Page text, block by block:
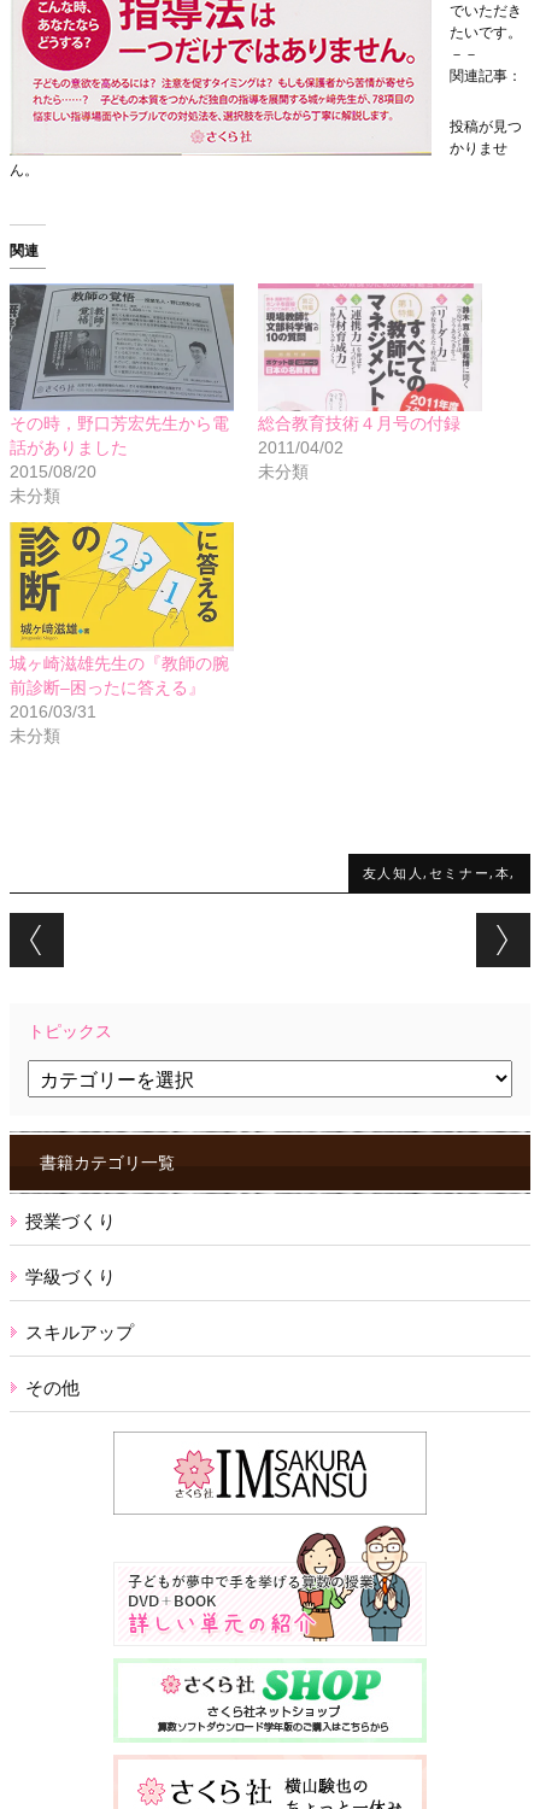
でいただき
たいです。
－－
関連記事：
投稿が見つ
かりませ
ん。
関連
その時，野口芳宏先生から電
話がありました
2015/08/20
未分類
総合教育技術４月号の付録
2011/04/02
未分類
城ヶ崎滋雄先生の『教師の腕
前診断–困ったに答える』
2016/03/31
未分類
友人知人,セミナー,本,
Post navigation
トピックス
ク
ス書籍カテゴリ一覧
授業づくり
学級づくり
スキルアップ
その他